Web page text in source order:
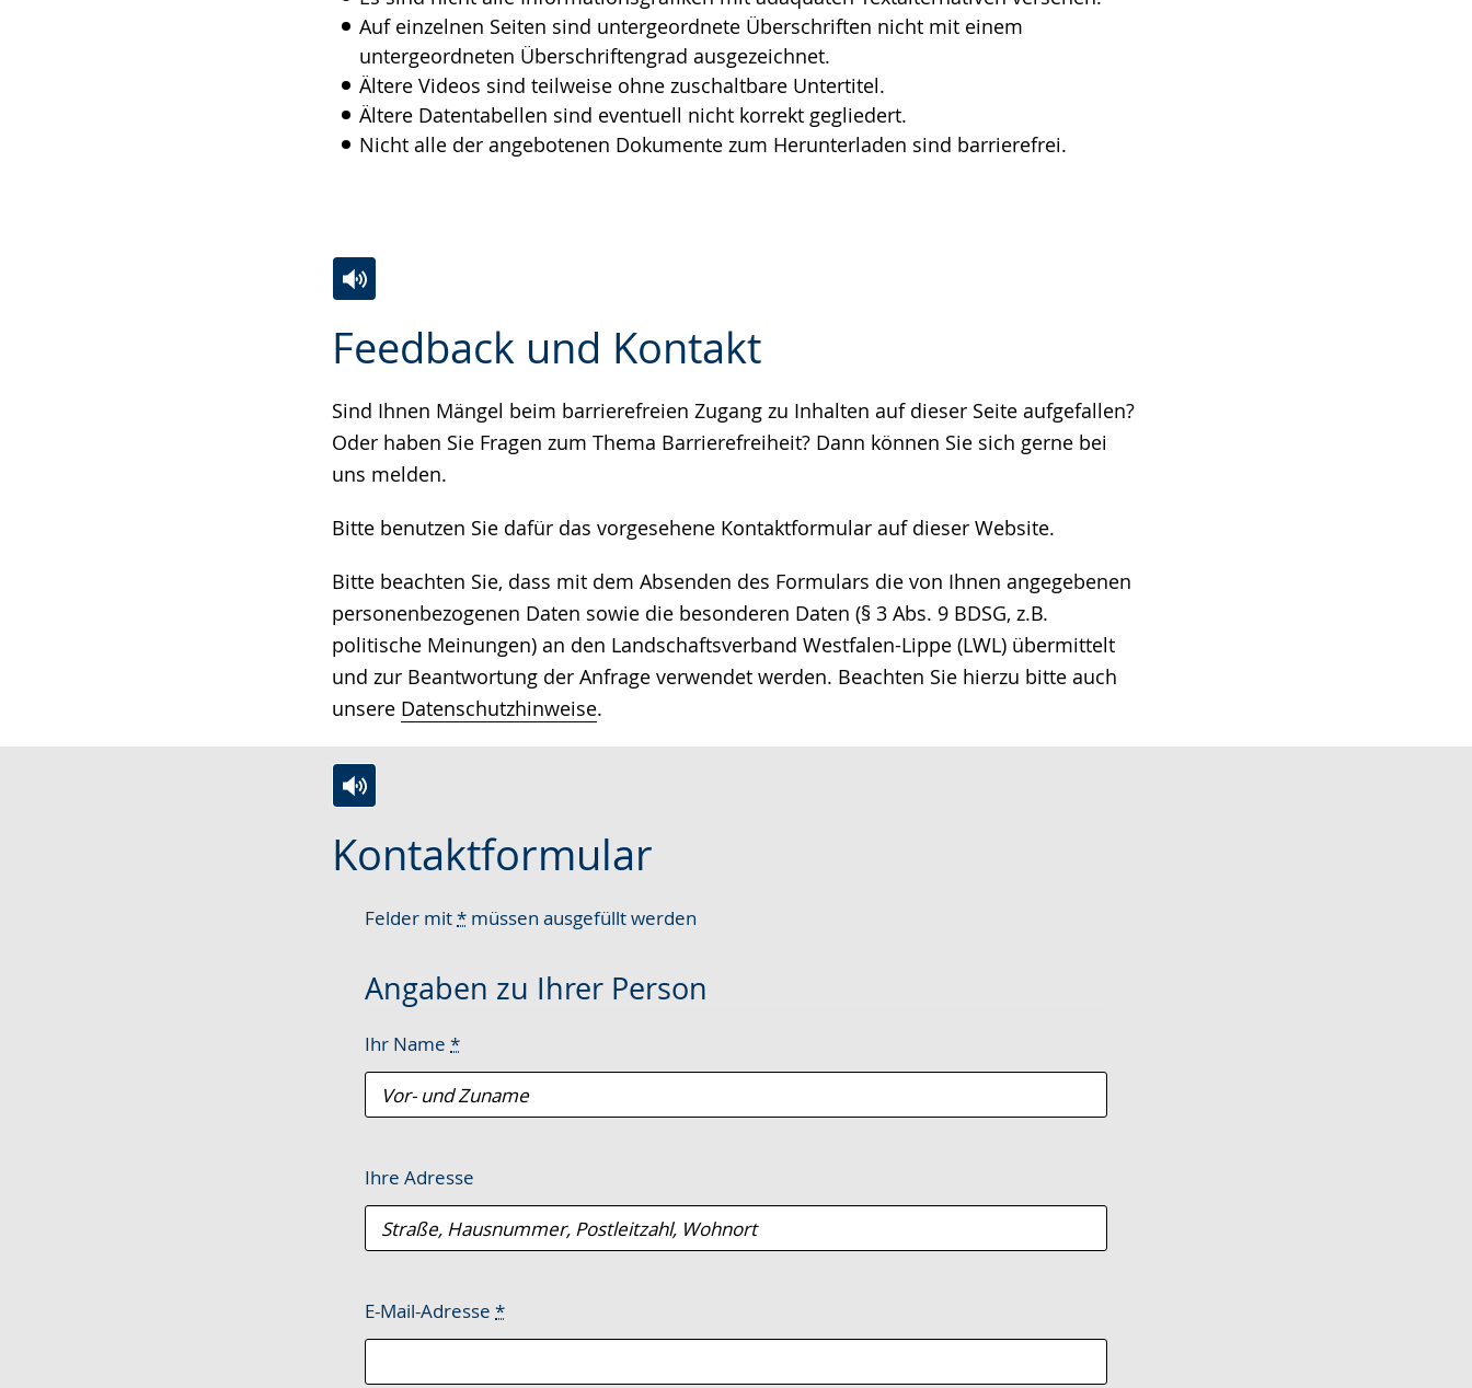
Auf einzelnen Seiten sind untergeordnete Überschriften nicht mit einem
untergeordneten Überschriftengrad ausgezeichnet.
Ältere Videos sind teilweise ohne zuschaltbare Untertitel.
Ältere Datentabellen sind eventuell nicht korrekt gegliedert.
Nicht alle der angebotenen Dokumente zum Herunterladen sind barrierefrei.
angezeigt.
Feedback und Kontakt
Sind Ihnen Mängel beim barrierefreien Zugang zu Inhalten auf dieser Seite aufgefallen?
Oder haben Sie Fragen zum Thema Barrierefreiheit? Dann können Sie sich gerne bei
uns melden.
Bitte benutzen Sie dafür das vorgesehene Kontaktformular auf dieser Website.
Bitte beachten Sie, dass mit dem Absenden des Formulars die von Ihnen angegebenen
personenbezogenen Daten sowie die besonderen Daten (§ 3 Abs. 9 BDSG, z.B.
politische Meinungen) an den Landschaftsverband Westfalen-Lippe (LWL) übermittelt
und zur Beantwortung der Anfrage verwendet werden. Beachten Sie hierzu bitte auch
unsere Datenschutzhinweise.
Leichten
wechseln.
Audio-
Video
Deutscher
Gebärdensprache
wird
Kontaktformular
Felder mit* müssen ausgefüllt werden
Angaben zu Ihrer Person
Ihr Name *
Ihre Adresse
E-Mail-Adresse *
Leichten
wechseln.
Audio-
Video
Deutscher
wird
angezeigt.